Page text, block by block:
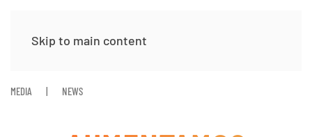
Skip to main content
MEDIA NEWS